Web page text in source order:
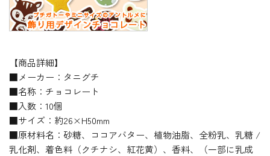
【商品詳細】
■メーカー：タニグチ
■名称：チョコレート
■入数：10個
■サイズ：約26×H50mm
■原材料名：砂糖、ココアバター、植物油脂、全粉乳、乳糖 /
乳化剤、着色料（クチナシ、紅花黄）、香料、（一部に乳成